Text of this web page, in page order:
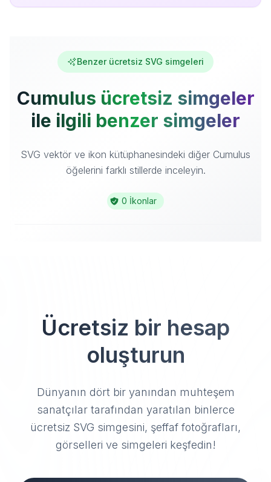
Benzer ücretsiz SVG simgeleri
Cumulus ücretsiz simgeler
ile ilgili benzer simgeler
SVG vektör ve ikon kütüphanesindeki diğer Cumulus
öğelerini farklı stillerde inceleyin.
0 İkonlar
Ücretsiz bir hesap
oluşturun
Dünyanın dört bir yanından muhteşem
sanatçılar tarafından yaratılan binlerce
ücretsiz SVG simgesini, şeffaf fotoğrafları,
görselleri ve simgeleri keşfedin!